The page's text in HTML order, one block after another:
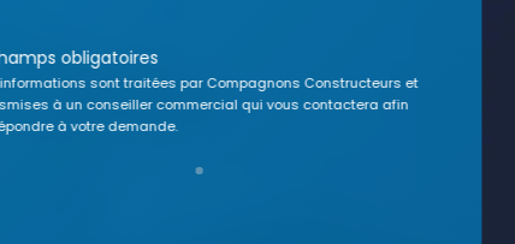
obligatoires
sont traitées par Compagnons Constructeurs et
à un conseiller commercial qui vous contactera afin
à votre demande.